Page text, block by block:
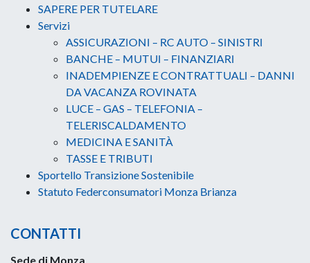
SAPERE PER TUTELARE
Servizi
ASSICURAZIONI – RC AUTO – SINISTRI
BANCHE – MUTUI – FINANZIARI
INADEMPIENZE E CONTRATTUALI – DANNI
DA VACANZA ROVINATA
LUCE – GAS – TELEFONIA –
TELERISCALDAMENTO
MEDICINA E SANITÀ
TASSE E TRIBUTI
Sportello Transizione Sostenibile
Statuto Federconsumatori Monza Brianza
CONTATTI
Sede di Monza